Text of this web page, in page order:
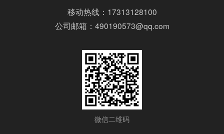
移动热线：17313128100
公司邮箱：490190573@qq.com
微信二维码